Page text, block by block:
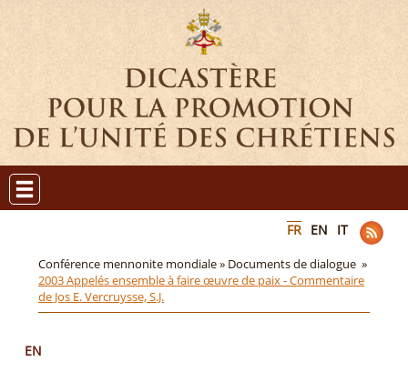
FR EN IT
Conférence mennonite mondiale » Documents de dialogue »
2003 Appelés ensemble à faire œuvre de paix - Commentaire
de Jos E. Vercruysse, S.J.
EN